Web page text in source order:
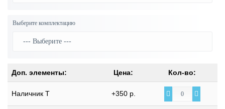
Выберите комплектацию
Доп. элементы: Цена: Кол-во:
Наличник Т +350 р.